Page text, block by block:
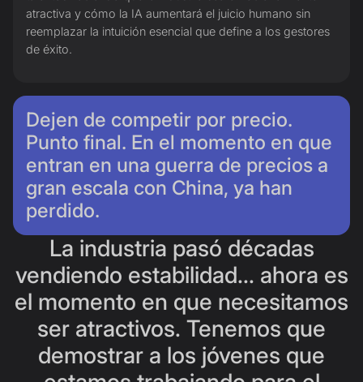
atractiva y cómo la IA aumentará el juicio humano sin
reemplazar la intuición esencial que define a los gestores
de éxito.
Dejen de competir por precio.
Punto final. En el momento en que
entran en una guerra de precios a
gran escala con China, ya han
perdido.
La industria pasó décadas
vendiendo estabilidad... ahora es
el momento en que necesitamos
ser atractivos. Tenemos que
demostrar a los jóvenes que